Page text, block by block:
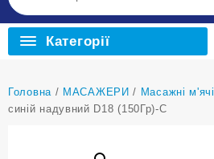
Категорії
Головна / МАСАЖЕРИ / Масажні м'ячі
синій надувний D18 (150Гр)-С